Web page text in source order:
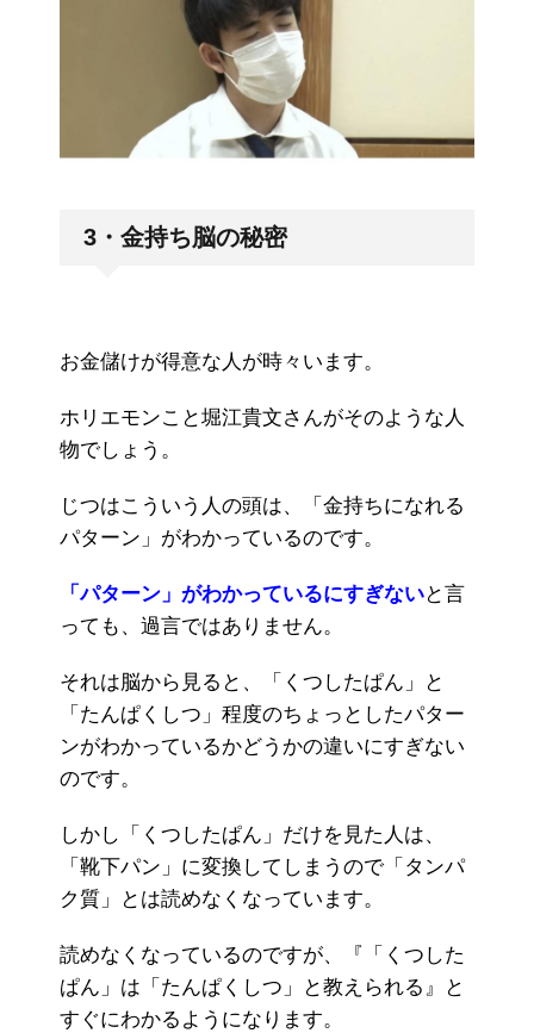
3・金持ち脳の秘密
お金儲けが得意な人が時々います。
ホリエモンこと堀江貴文さんがそのような人
物でしょう。
じつはこういう人の頭は、「金持ちになれる
パターン」がわかっているのです。
「パターン」がわかっているにすぎないと言
っても、過言ではありません。
それは脳から見ると、「くつしたぱん」と
「たんぱくしつ」程度のちょっとしたパター
ンがわかっているかどうかの違いにすぎない
のです。
しかし「くつしたぱん」だけを見た人は、
「靴下パン」に変換してしまうので「タンパ
ク質」とは読めなくなっています。
読めなくなっているのですが、『「くつした
ぱん」は「たんぱくしつ」と教えられる』と
すぐにわかるようになります。